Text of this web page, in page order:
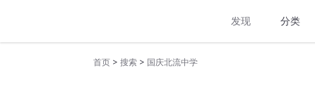
发现 分类
首页 > 搜索 > 国庆北流中学